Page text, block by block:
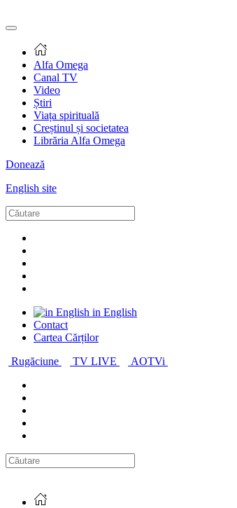
Alfa Omega
Canal TV
Video
Știri
Viața spirituală
Creștinul și societatea
Librăria Alfa Omega
Donează
English site
in English
Contact
Cartea Cărților
Rugăciune
TV LIVE AOTVi